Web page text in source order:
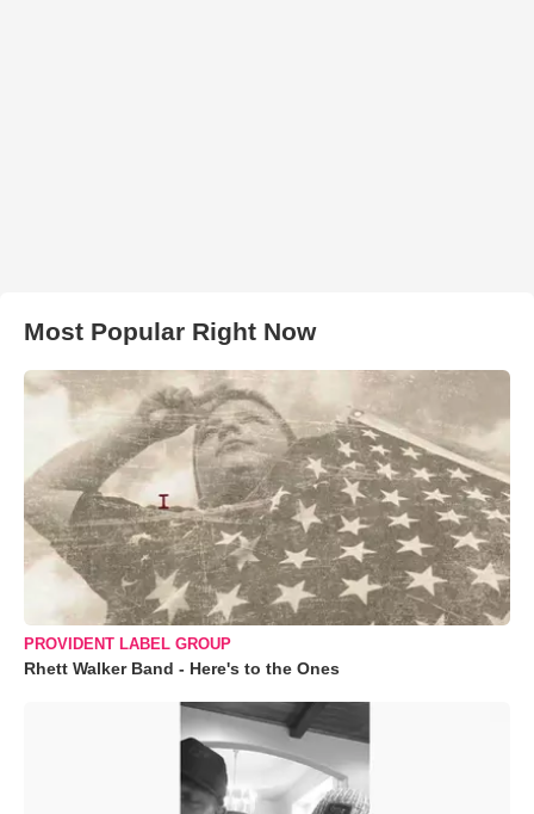
Most Popular Right Now
PROVIDENT LABEL GROUP
Rhett Walker Band - Here's to the Ones